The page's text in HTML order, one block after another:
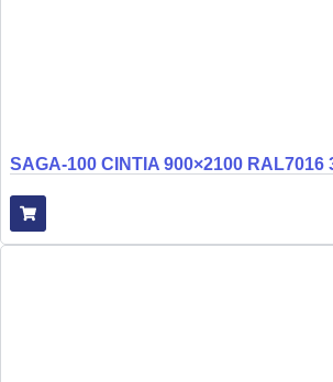
SAGA-100 CINTIA 900×2100 RAL7016